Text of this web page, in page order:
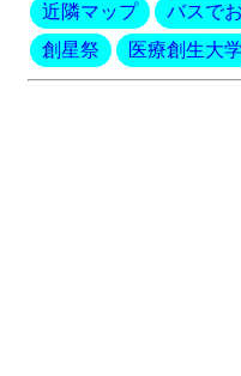
近隣マップ バスで
創星祭
医療創生大学